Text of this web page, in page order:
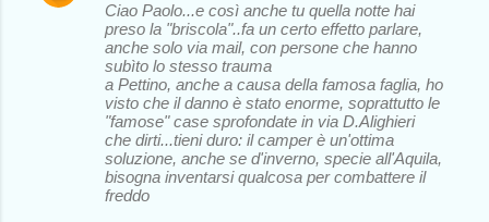
Ciao Paolo...e così anche tu quella notte hai
preso la "briscola"..fa un certo effetto parlare,
anche solo via mail, con persone che hanno
subìto lo stesso trauma
a Pettino, anche a causa della famosa faglia, ho
visto che il danno è stato enorme, soprattutto le
"famose" case sprofondate in via D.Alighieri
che dirti...tieni duro: il camper è un'ottima
soluzione, anche se d'inverno, specie all'Aquila,
bisogna inventarsi qualcosa per combattere il
freddo